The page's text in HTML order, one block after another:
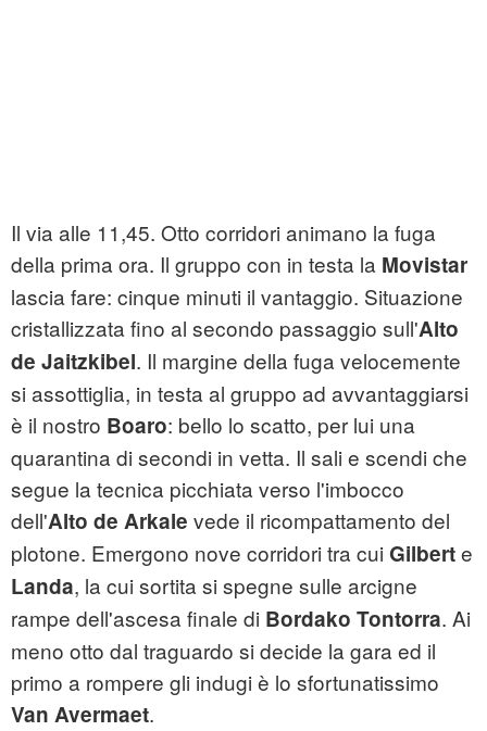
Il via alle 11,45. Otto corridori animano la fuga
della prima ora. Il gruppo con in testa la Movistar
lascia fare: cinque minuti il vantaggio. Situazione
cristallizzata fino al secondo passaggio sull'Alto
de Jaitzkibel. Il margine della fuga velocemente
si assottiglia, in testa al gruppo ad avvantaggiarsi
è il nostro Boaro: bello lo scatto, per lui una
quarantina di secondi in vetta. Il sali e scendi che
segue la tecnica picchiata verso l'imbocco
dell'Alto de Arkale vede il ricompattamento del
plotone. Emergono nove corridori tra cui Gilberte
Landa, la cui sortita si spegne sulle arcigne
rampe dell'ascesa finale di Bordako Tontorra. Ai
meno otto dal traguardo si decide la gara ed il
primo a rompere gli indugi è lo sfortunatissimo
Van Avermaet.